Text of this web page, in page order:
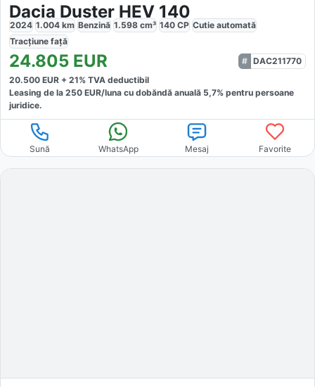
Dacia Duster HEV 140
2024 1.004 km Benzină 1.598 cm³ 140 CP Cutie automată
Tracțiune față
24.805 EUR
DAC211770
20.500 EUR + 21% TVA deductibil
Leasing de la 250 EUR/luna cu dobăndă anuală 5,7% pentru persoane
juridice.
Sună WhatsApp Mesaj Favorite